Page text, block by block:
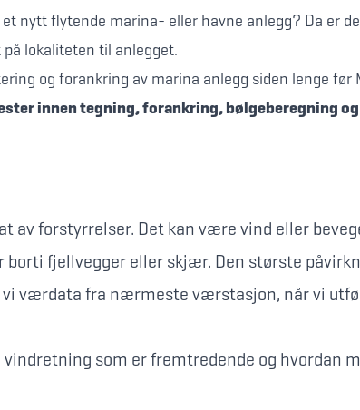
et nytt flytende marina- eller havne anlegg? Da er
lokaliteten til anlegget.
og forankring av marina anlegg siden lenge før
innen tegning, forankring, bølgeberegning
av forstyrrelser. Det kan være vind eller
fjellvegger eller skjær. Den største
vi værdata fra nærmeste værstasjon, når vi
som er fremtredende og hvordan